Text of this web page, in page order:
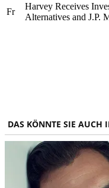
Fr
Harvey Receives
Alternatives and J.P.